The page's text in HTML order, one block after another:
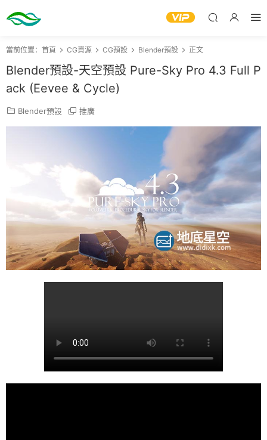
當前位置： 首頁 CG資源 CG預設 Blender預設 正文
Blender預設-天空預設 Pure-Sky Pro 4.3 Full P
ack (Eevee & Cycle)
Blender預設 推廣